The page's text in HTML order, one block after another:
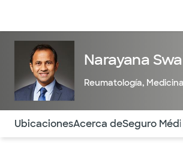
Narayana
Reumatología,
Utilice esta navegación para saltar
UbicacionesAcerca deSeguro